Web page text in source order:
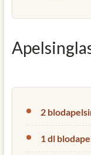
2
1 dl